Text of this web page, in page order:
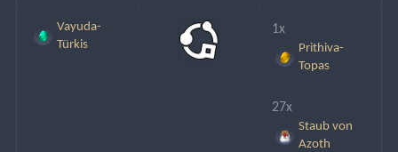
Vayuda-
Türkis
1x
Prithiva-
Topas
27x
Staub von
Azoth